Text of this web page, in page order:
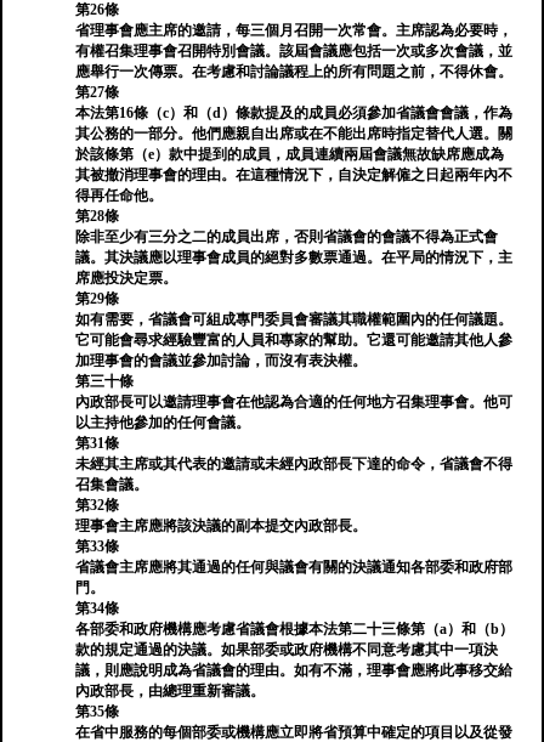
第26條
省理事會應主席的邀請，每三個月召開一次常會。主席認為必要時，
有權召集理事會召開特別會議。該屆會議應包括一次或多次會議，並
應舉行一次傳票。在考慮和討論議程上的所有問題之前，不得休會。
第27條
本法第16條（c）和（d）條款提及的成員必須參加省議會會議，作為
其公務的一部分。他們應親自出席或在不能出席時指定替代人選。關
於該條第（e）款中提到的成員，成員連續兩屆會議無故缺席應成為
其被撤消理事會的理由。在這種情況下，自決定解僱之日起兩年內不
得再任命他。
第28條
除非至少有三分之二的成員出席，否則省議會的會議不得為正式會
議。其決議應以理事會成員的絕對多數票通過。在平局的情況下，主
席應投決定票。
第29條
如有需要，省議會可組成專門委員會審議其職權範圍內的任何議題。
它可能會尋求經驗豐富的人員和專家的幫助。它還可能邀請其他人參
加理事會的會議並參加討論，而沒有表決權。
第三十條
內政部長可以邀請理事會在他認為合適的任何地方召集理事會。他可
以主持他參加的任何會議。
第31條
未經其主席或其代表的邀請或未經內政部長下達的命令，省議會不得
召集會議。
第32條
理事會主席應將該決議的副本提交內政部長。
第33條
省議會主席應將其通過的任何與議會有關的決議通知各部委和政府部
門。
第34條
各部委和政府機構應考慮省議會根據本法第二十三條第（a）和（b）
款的規定通過的決議。如果部委或政府機構不同意考慮其中一項決
議，則應說明成為省議會的理由。如有不滿，理事會應將此事移交給
內政部長，由總理重新審議。
第35條
在省中服務的每個部委或機構應立即將省預算中確定的項目以及從發